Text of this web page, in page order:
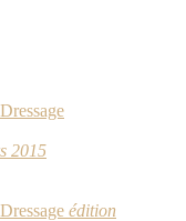
2015
édition